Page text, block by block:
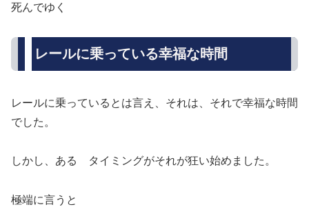
死んでゆく
レールに乗っている幸福な時間
レールに乗っているとは言え、それは、それで幸福な時間
でした。
しかし、ある タイミングがそれが狂い始めました。
極端に言うと